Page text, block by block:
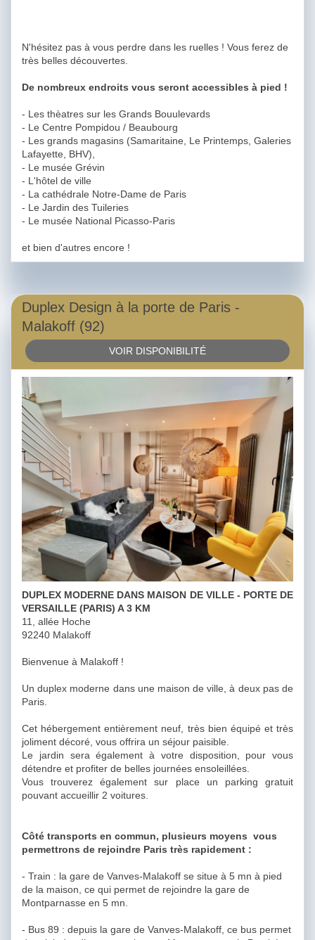
N'hésitez pas à vous perdre dans les ruelles ! Vous ferez de
très belles découvertes.
De nombreux endroits vous seront accessibles à pied !
- Les thèatres sur les Grands Bouulevards
- Le Centre Pompidou / Beaubourg
- Les grands magasins (Samaritaine, Le Printemps, Galeries
Lafayette, BHV),
- Le musée Grévin
- L'hôtel de ville
- La cathédrale Notre-Dame de Paris
- Le Jardin des Tuileries
- Le musée National Picasso-Paris
et bien d'autres encore !
Duplex Design à la porte de Paris -
Malakoff (92)
VOIR DISPONIBILITÉ
DUPLEX MODERNE DANS MAISON DE VILLE - PORTE DE
VERSAILLE (PARIS) A 3 KM
11, allée Hoche
92240 Malakoff
Bienvenue à Malakoff !
Un duplex moderne dans une maison de ville, à deux pas de
Paris.
Cet hébergement entièrement neuf, très bien équipé et très
joliment décoré, vous offrira un séjour paisible.
Le jardin sera également à votre disposition, pour vous
détendre et profiter de belles journées ensoleillées.
Vous trouverez également sur place un parking gratuit
pouvant accueillir 2 voitures.
Côté transports en commun, plusieurs moyens vous
permettrons de rejoindre Paris très rapidement :
- Train : la gare de Vanves-Malakoff se situe à 5 mn à pied
de la maison, ce qui permet de rejoindre la gare de
Montparnasse en 5 mn.
- Bus 89 : depuis la gare de Vanves-Malakoff, ce bus permet